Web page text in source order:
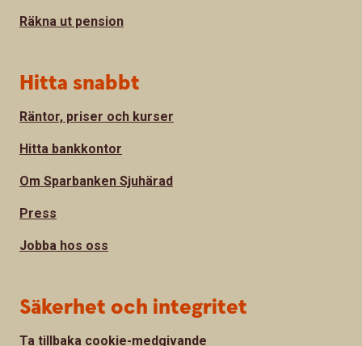
Räkna ut pension
Hitta snabbt
Räntor, priser och kurser
Hitta bankkontor
Om Sparbanken Sjuhärad
Press
Jobba hos oss
Säkerhet och integritet
Ta tillbaka cookie-medgivande